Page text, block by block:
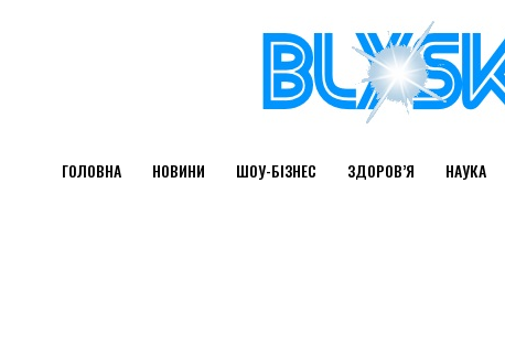
ГОЛОВНА НОВИНИ ШОУ-БІЗНЕС ЗДОРОВ’Я НАУКА